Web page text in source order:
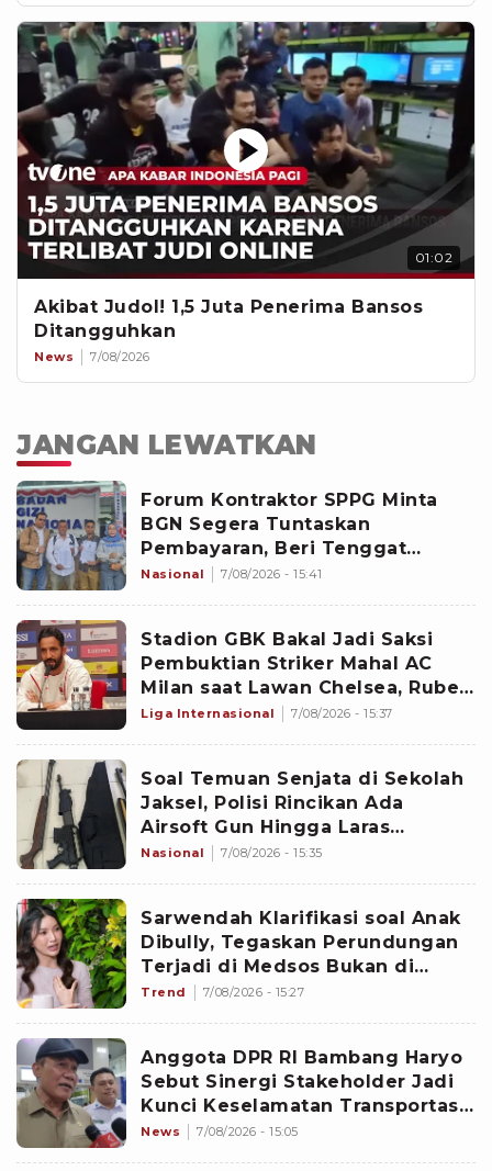
01:02
Akibat Judol! 1,5 Juta Penerima Bansos
Ditangguhkan
News 7/08/2026
JANGAN LEWATKAN
Forum Kontraktor SPPG Minta
BGN Segera Tuntaskan
Pembayaran, Beri Tenggat
hingga Agustus
Nasional 7/08/2026 - 15:41
Stadion GBK Bakal Jadi Saksi
Pembuktian Striker Mahal AC
Milan saat Lawan Chelsea, Ruben
Amorim Janjikan Goncalo Ramos
Liga Internasional 7/08/2026 - 15:37
Soal Temuan Senjata di Sekolah
Jaksel, Polisi Rincikan Ada
Airsoft Gun Hingga Laras
Panjang
Nasional 7/08/2026 - 15:35
Sarwendah Klarifikasi soal Anak
Dibully, Tegaskan Perundungan
Terjadi di Medsos Bukan di
Sekolah
Trend 7/08/2026 - 15:27
Anggota DPR RI Bambang Haryo
Sebut Sinergi Stakeholder Jadi
Kunci Keselamatan Transportasi
Laut
News 7/08/2026 - 15:05